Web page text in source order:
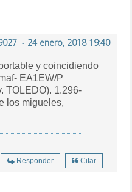
- 24 enero, 2018 19:40
y coincidiendo
EA1EW/P
los migueles,
Responder Citar